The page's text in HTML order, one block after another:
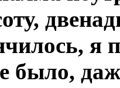
я
было,